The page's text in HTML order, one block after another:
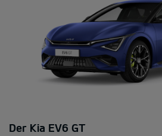
Der Kia EV6 GT